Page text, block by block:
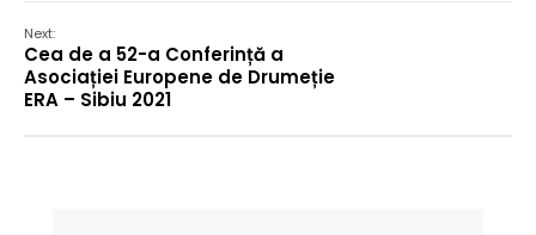
Next:
Cea de a 52-a Conferință a
Asociației Europene de Drumeție
ERA – Sibiu 2021